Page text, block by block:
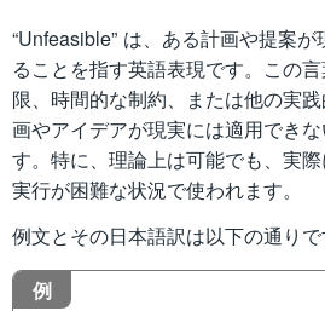
“Unfeasible” は、ある計画や提案
ることを指す英語表現です。この
限、時間的な制約、または他の実
画やアイデアが現実には適用でき
す。特に、理論上は可能でも、実
実行が困難な状況で使われます。
例文とその日本語訳は以下の通りで
例